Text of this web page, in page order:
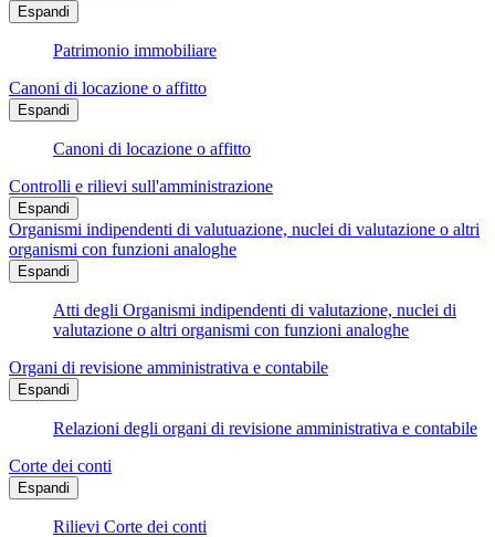
Espandi
Patrimonio immobiliare
Canoni di locazione o affitto
Espandi
Canoni di locazione o affitto
Controlli e rilievi sull'amministrazione
Espandi
Organismi indipendenti di valutuazione, nuclei di valutazione o altri
organismi con funzioni analoghe
Espandi
Atti degli Organismi indipendenti di valutazione, nuclei di
valutazione o altri organismi con funzioni analoghe
Organi di revisione amministrativa e contabile
Espandi
Relazioni degli organi di revisione amministrativa e contabile
Corte dei conti
Espandi
Rilievi Corte dei conti